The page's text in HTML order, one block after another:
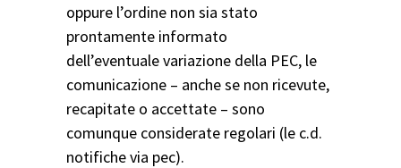
oppure l’ordine non sia stato
prontamente informato
dell’eventuale variazione della PEC, le
comunicazione – anche se non ricevute,
recapitate o accettate – sono
comunque considerate regolari (le c.d.
notifiche via pec).